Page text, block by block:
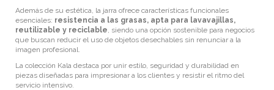
Además de su estética, la jarra ofrece características funcionales
esenciales: resistencia a las grasas, apta para lavavajillas,
reutilizable y reciclable, siendo una opción sostenible para negocios
que buscan reducir el uso de objetos desechables sin renunciar a la
imagen profesional.
La colección Kala destaca por unir estilo, seguridad y durabilidad en
piezas diseñadas para impresionar a los clientes y resistir el ritmo del
servicio intensivo.